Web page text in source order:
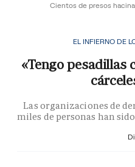
Cientos de presos
EL INFIERNO DE
«Tengo pesadillas
Las organizaciones de
miles de personas han